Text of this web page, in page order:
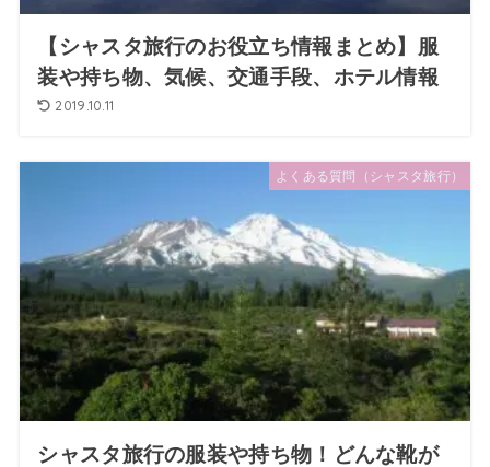
【シャスタ旅行のお役立ち情報まとめ】服
装や持ち物、気候、交通手段、ホテル情報
2019.10.11
よくある質問（シャスタ旅行）
シャスタ旅行の服装や持ち物！どんな靴が